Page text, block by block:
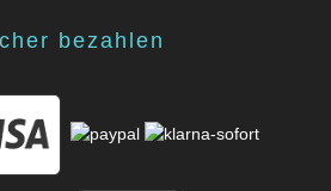
bezahlen